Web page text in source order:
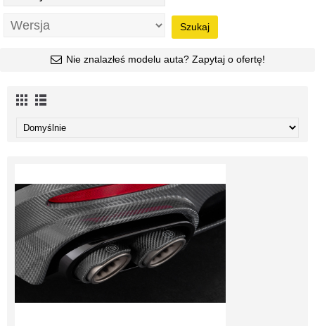
Szukaj
Nie znalazłeś modelu auta? Zapytaj o ofertę!